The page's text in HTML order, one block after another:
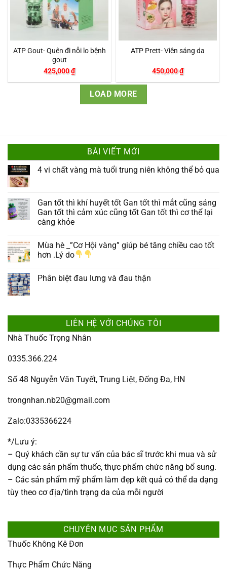
ATP Gout- Quên đi nỗi lo bệnh
gout
425,000₫
ATP Prett- Viên sáng da
450,000₫
LOAD MORE
BÀI VIẾT MỚI
4 vi chất vàng mà tuổi trung niên không thể bỏ qua
Gan tốt thì khí huyết tốt Gan tốt thì mắt cũng sáng
Gan tốt thì cảm xúc cũng tốt Gan tốt thì cơ thể lại
càng khỏe
Mùa hè _”Cơ Hội vàng” giúp bé tăng chiều cao tốt
hơn .Lý do
Phân biệt đau lưng và đau thận
LIÊN HỆ VỚI CHÚNG TÔI
Nhà Thuốc Trọng Nhân
0335.366.224
Số 48 Nguyễn Văn Tuyết, Trung Liệt, Đống Đa, HN
trongnhan.nb20@gmail.com
Zalo:0335366224
*/Lưu ý:
– Quý khách cần sự tư vấn của bác sĩ trước khi mua và sử
dụng các sản phẩm thuốc, thực phẩm chức năng bổ sung.
– Các sản phẩm mỹ phẩm làm đẹp kết quả có thể da dạng
tùy theo cơ địa/tình trạng da của mỗi người
CHUYÊN MỤC SẢN PHẨM
Thuốc Không Kê Đơn
Thực Phẩm Chức Năng